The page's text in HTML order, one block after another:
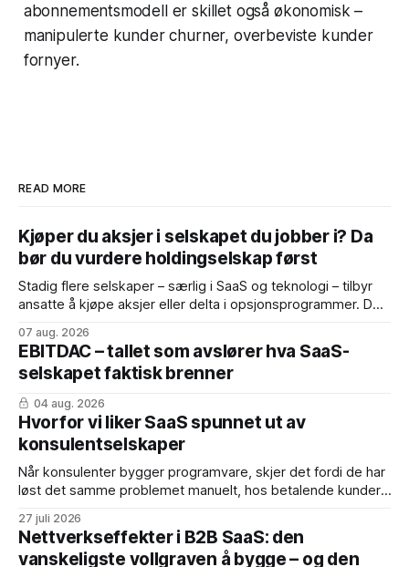
abonnementsmodell er skillet også økonomisk –
manipulerte kunder churner, overbeviste kunder
fornyer.
READ MORE
Kjøper du aksjer i selskapet du jobber i? Da
bør du vurdere holdingselskap først
Stadig flere selskaper – særlig i SaaS og teknologi – tilbyr
ansatte å kjøpe aksjer eller delta i opsjonsprogrammer. Det
medeierskap er noe av det sterkeste limet et scaleup-
selskap kan bygge. Men de fleste ansatte gjør én feil idet
de takker ja:
07 aug. 2026
EBITDAC – tallet som avslører hva SaaS-
selskapet faktisk brenner
04 aug. 2026
Hvorfor vi liker SaaS spunnet ut av
konsulentselskaper
Når konsulenter bygger programvare, skjer det fordi de har
løst det samme problemet manuelt, hos betalende kunder,
product-market fit. Fordelene: * Inntekter fra dag én – de
første årskontraktene er ofte konvertert fra eksisterende
konsulentavtaler * Dyp domenekunnskap – teamet vet
27 juli 2026
Nettverkseffekter i B2B SaaS: den
vanskeligste vollgraven å bygge – og den